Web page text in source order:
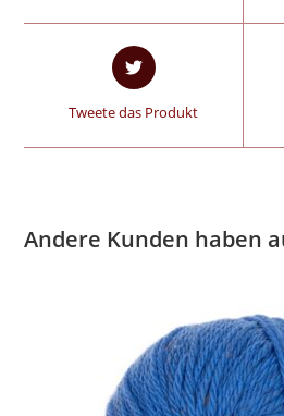
Tweete das Produkt
Andere Kunden haben